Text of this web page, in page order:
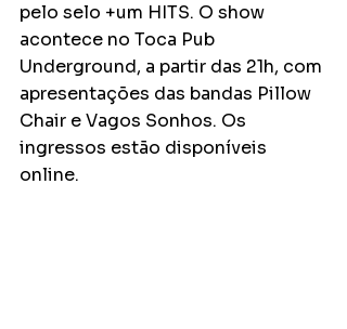
pelo selo +um HITS. O show
acontece no Toca Pub
Underground, a partir das 21h, com
apresentações das bandas Pillow
Chair e Vagos Sonhos. Os
ingressos estão disponíveis
online.